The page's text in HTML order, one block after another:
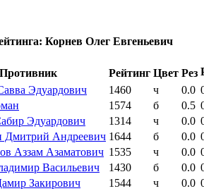
Корнев Олег Евгеньевич
Противник Рейтинг Цвет Рез
Эдуардович 1460 ч 0.0
1574 б 0.5
Эдуардович 1314 ч 0.0
Дмитрий Андреевич 1644 б 0.0
Аззам Азаматович 1535 ч 0.0
Васильевич 1430 б 0.0
Закирович 1544 ч 0.0